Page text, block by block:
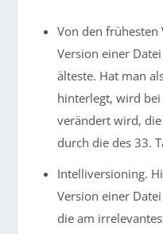
Von den frühesten
Version einer
älteste. Hat man
hinterlegt, wird
verändert wird, die
durch die des 33.
Intelliversioning.
Version einer
die am